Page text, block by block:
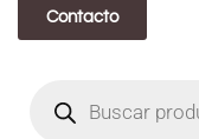
Contacto